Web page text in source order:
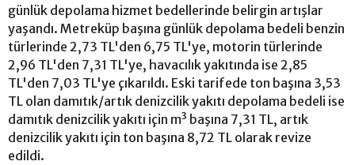
günlük depolama hizmet bedellerinde belirgin artışlar
yaşandı. Metreküp başına günlük depolama bedeli benzin
türlerinde 2,73 TL'den 6,75 TL'ye, motorin türlerinde
2,96 TL'den 7,31 TL'ye, havacılık yakıtında ise 2,85
TL'den 7,03 TL'ye çıkarıldı. Eski tarifede ton başına 3,53
TL olan damıtık/artık denizcilik yakıtı depolama bedeli ise
damıtık denizcilik yakıtı için m³ başına 7,31 TL, artık
denizcilik yakıtı için ton başına 8,72 TL olarak revize
edildi.